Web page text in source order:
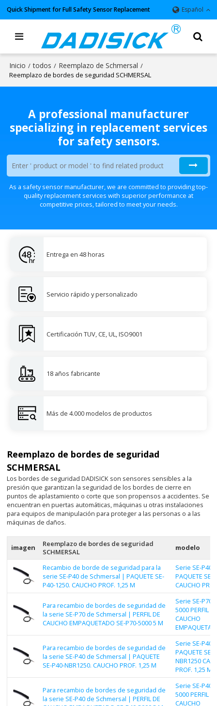
Quick Shipment for Full Safety Sensor Replacement Español
Inicio / todos / Reemplazo de Schmersal /
Reemplazo de bordes de seguridad SCHMERSAL
A professional manufacturer
specializing in replacement services
for safety sensors.
As a safety sensor manufacturer, we are committed to providing top-
quality replacement services with superior performance at
competitive prices, tailored to meet your needs.
Entrega en 48 horas
Servicio rápido y personalizado
Certificación TUV, CE, UL, ISO9001
18 años fabricante
Más de 4.000 modelos de productos
Reemplazo de bordes de seguridad
SCHMERSAL
Los bordes de seguridad DADISICK son sensores sensibles a la
presión que garantizan la seguridad de los bordes de cierre en
puntos de aplastamiento o corte que son propensos a accidentes. Se
encuentran en puertas automáticas, máquinas u otras instalaciones
para equipos de manipulación para proteger a las personas o a las
máquinas de daños.
imagen
Reemplazo de bordes de seguridad
SCHMERSAL
modelo
Recambio de borde de seguridad para la
serie SE-P40 de Schmersal | PAQUETE SE-
P40-1250. CAUCHO PROF. 1,25 M
Serie SE-P40 |
PAQUETE SE-
CAUCHO
Para recambio de bordes de seguridad de
la serie SE-P70 de Schmersal | PERFIL DE
CAUCHO EMPAQUETADO SE-P70-5000 5 M
Serie SE-P70
5000 PERFIL
CAUCHO
Para recambio de bordes de seguridad de
la serie SE-P40 de Schmersal | PAQUETE
SE-P40-NBR1250. CAUCHO PROF. 1,25 M
Serie SE-P40 |
PAQUETE SE-
NBR1250
PROF. 1,25 M
Para recambio de bordes de seguridad de
la serie SE-P40 de Schmersal | PERFIL DE
Serie SE-P40
5000 PERFIL
CAUCHO